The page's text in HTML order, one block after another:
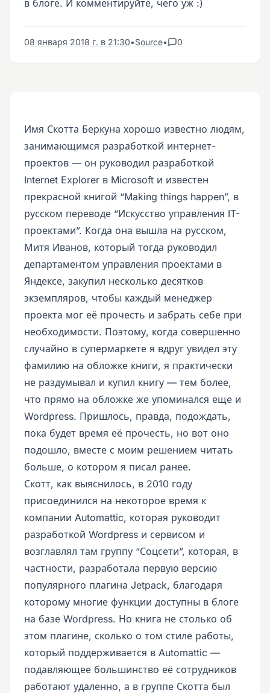
в блоге. И комментируйте, чего уж :)
08 января 2018 г. в 21:30•Source• 0
Имя Скотта Беркуна хорошо известно людям,
занимающимся разработкой интернет-
проектов — он руководил разработкой
Internet Explorer в Microsoft и известен
прекрасной книгой “Making things happen”, в
русском переводе “Искусство управления IT-
проектами”. Когда она вышла на русском,
Митя Иванов, который тогда руководил
департаментом управления проектами в
Яндексе, закупил несколько десятков
экземпляров, чтобы каждый менеджер
проекта мог её прочесть и забрать себе при
необходимости. Поэтому, когда совершенно
случайно в супермаркете я вдруг увидел эту
фамилию на обложке книги, я практически
не раздумывал и купил книгу — тем более,
что прямо на обложке же упоминался еще и
Wordpress. Пришлось, правда, подождать,
пока будет время её прочесть, но вот оно
подошло, вместе с моим решением читать
больше, о котором я писал ранее.
Скотт, как выяснилось, в 2010 году
присоединился на некоторое время к
компании Automattic, которая руководит
разработкой Wordpress и сервисом и
возглавлял там группу “Соцсети”, которая, в
частности, разработала первую версию
популярного плагина Jetpack, благодаря
которому многие функции доступны в блоге
на базе Wordpress. Но книга не столько об
этом плагине, сколько о том стиле работы,
который поддерживается в Automattic —
подавляющее большинство её сотрудников
работают удаленно, а в группе Скотта был